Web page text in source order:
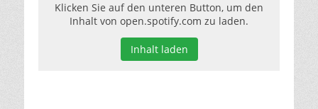
Klicken Sie auf den unteren Button, um den
Inhalt von open.spotify.com zu laden.
Inhalt laden